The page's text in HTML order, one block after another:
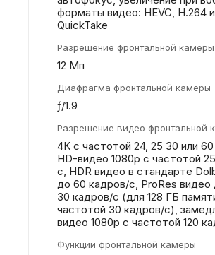
форматы видео: HEVC, H.264
QuickTake
Разрешение фронтальной камеры
12 Мп
Диафрагма фронтальной камеры
ƒ/1.9
Разрешение видео фронтальной
4K с частотой 24, 25 30 или
HD-видео 1080p с частотой
с, HDR видео в стандарте
до 60 кадров/с, ProRes видео
30 кадров/с (для 128 ГБ
частотой 30 кадров/с),
видео 1080p с частотой 120
Функции фронтальной камеры